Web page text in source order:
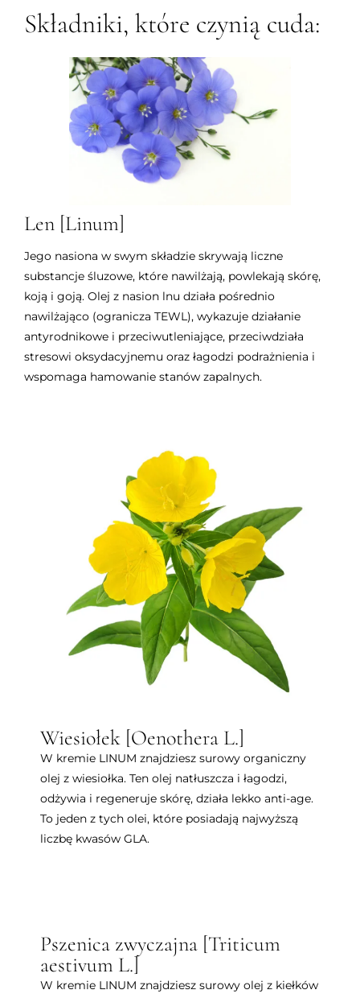
Składniki, które czynią cuda:
Len [Linum]
Jego nasiona w swym składzie skrywają liczne
substancje śluzowe, które nawilżają, powlekają skórę,
koją i goją. Olej z nasion lnu działa pośrednio
nawilżająco (ogranicza TEWL), wykazuje działanie
antyrodnikowe i przeciwutleniające, przeciwdziała
stresowi oksydacyjnemu oraz łagodzi podrażnienia i
wspomaga hamowanie stanów zapalnych.
Wiesiołek [Oenothera L.]
W kremie LINUM znajdziesz surowy organiczny
olej z wiesiołka. Ten olej natłuszcza i łagodzi,
odżywia i regeneruje skórę, działa lekko anti-age.
To jeden z tych olei, które posiadają najwyższą
liczbę kwasów GLA.
Pszenica zwyczajna [Triticum
aestivum L.]
W kremie LINUM znajdziesz surowy olej z kiełków